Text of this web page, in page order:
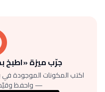
جرّب ميزة «اطبخ
اكتب المكونات الموجودة
— واحفظ